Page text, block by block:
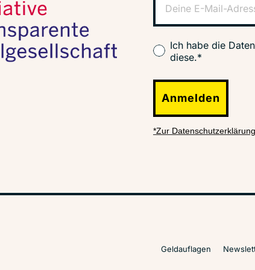
Ich habe die
diese.*
Anmelden
*Zur Datenschutzerklärung
Geldauflagen